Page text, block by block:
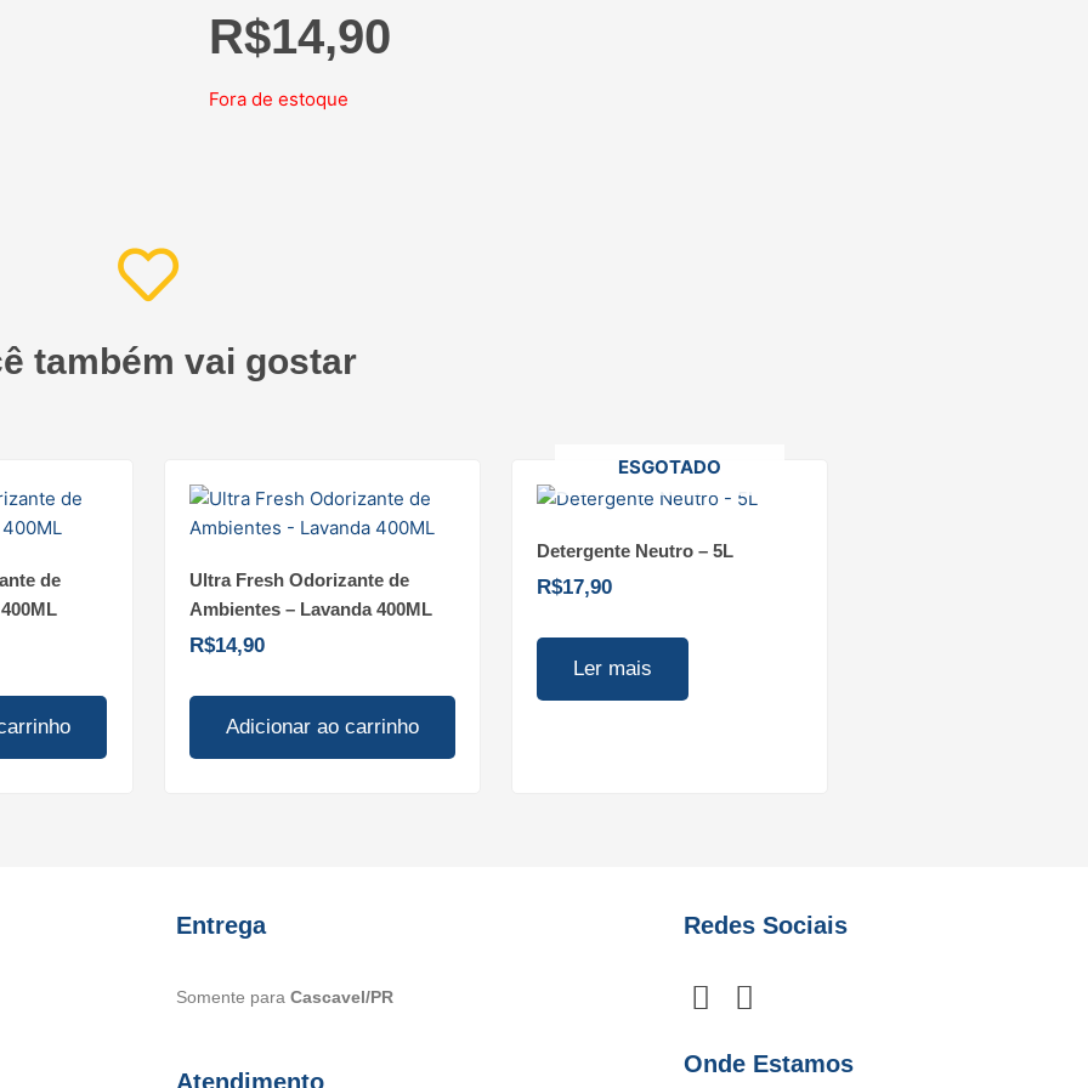
R$14,90
Fora de estoque
também vai gostar
de
Ultra Fresh Odorizante de
Ambientes – Lavanda 400ML
R$14,90
Adicionar ao carrinho
ESGOTADO
Detergente Neutro – 5L
R$17,90
Ler mais
Entrega
Somente paraCascavel/PR
Atendimento
Redes Sociais
F
c
I
s
Onde Estamos